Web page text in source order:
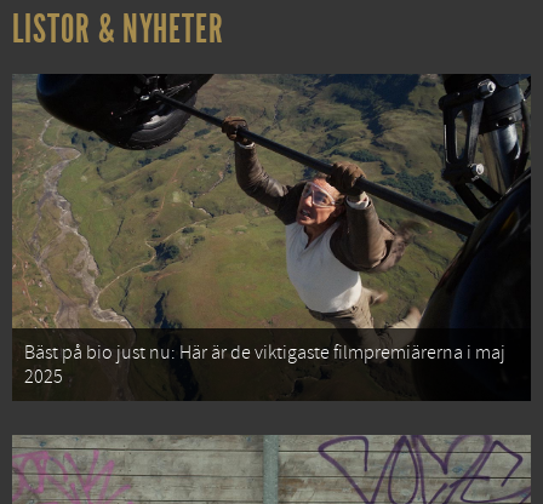
LISTOR & NYHETER
Bäst på bio just nu: Här är de viktigaste filmpremiärerna i maj
2025